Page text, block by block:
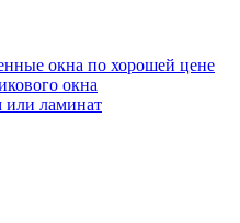
окна по хорошей цене
окна
или ламинат